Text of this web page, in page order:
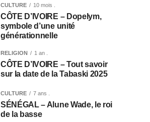
CULTURE 10 mois .
CÔTE D’IVOIRE – Dopelym,
symbole d’une unité
générationnelle
RELIGION 1 an .
CÔTE D’IVOIRE – Tout savoir
sur la date de la Tabaski 2025
CULTURE 7 ans .
SÉNÉGAL – Alune Wade, le roi
de la basse